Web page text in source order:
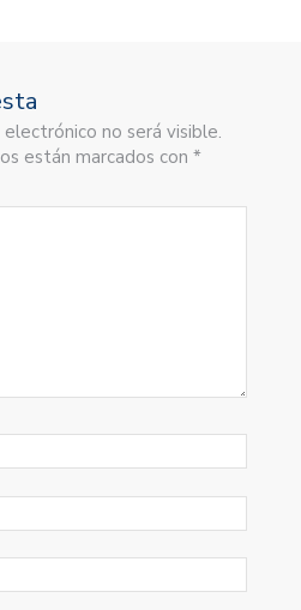
no será visible.
están marcados con *